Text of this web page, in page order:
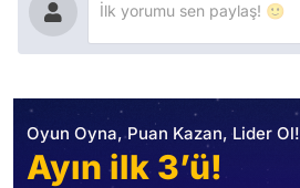
Oyun Oyna, Puan Kazan, Lider Ol!
Ayın ilk 3’ü!